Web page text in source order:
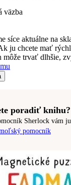
väzba
síce aktuálne na
ju chcete mať
môže trvať dlhšie,
poradiť knihu?
Sherlock vám
pomocník